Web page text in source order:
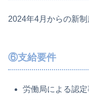
2024年4月からの新
⑥支給要件
労働局による認